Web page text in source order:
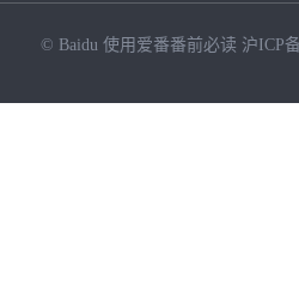
© Baidu 使用爱番番前必读 沪ICP